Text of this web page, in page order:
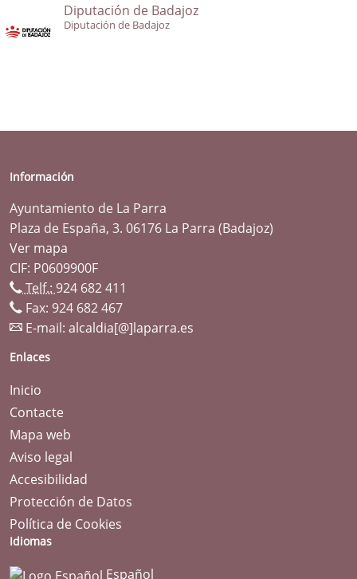
Diputación de Badajoz
Diputación de Badajoz
Información
Ayuntamiento de La Parra
Plaza de España, 3. 06176 La Parra (Badajoz)
Ver mapa
CIF: P0609900F
Telf.: 924 682 411
Fax: 924 682 467
E-mail: alcaldia[@]laparra.es
Enlaces
Inicio
Contacte
Mapa web
Aviso legal
Accesibilidad
Protección de Datos
Política de Cookies
Idiomas
Español